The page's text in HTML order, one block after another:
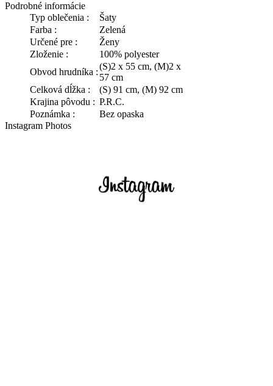
Podrobné informácie
Typ oblečenia :
Šaty
Farba :
Zelená
Určené pre :
Ženy
Zloženie :
100% polyester
Obvod hrudníka :
(S)2 x 55 cm, (M)2 x
57 cm
Celková dĺžka :
(S) 91 cm, (M) 92 cm
Krajina pôvodu : P.R.C.
Poznámka :
Bez opaska
Instagram Photos